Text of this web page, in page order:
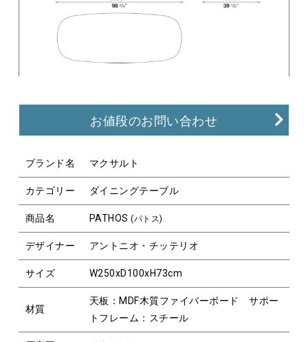
お値段のお問い合わせ
ブランド名 マクサルト
カテゴリー ダイニングテーブル
商品名 PATHOS(パトス)
デザイナー アントニオ・チッテリオ
サイズ W250xD100xH73cm
材質
天板：MDF木質ファイバーボード サポー
トフレーム：スチール